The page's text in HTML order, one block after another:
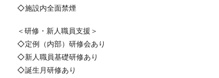
◇施設内全面禁煙
＜研修・新人職員支援＞
◇定例（内部）研修会あり
◇新人職員基礎研修あり
◇誕生月研修あり